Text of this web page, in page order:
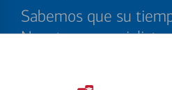
Sabemos que su
Nuestros